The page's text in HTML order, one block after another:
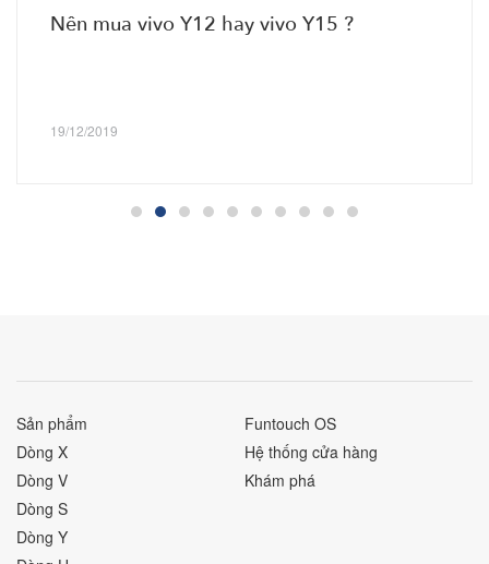
Nên mua vivo Y12 hay vivo Y15 ?
19/12/2019
Sản phẩm
Dòng X
Dòng V
Dòng S
Dòng Y
Funtouch OS
Hệ thống cửa hàng
Khám phá